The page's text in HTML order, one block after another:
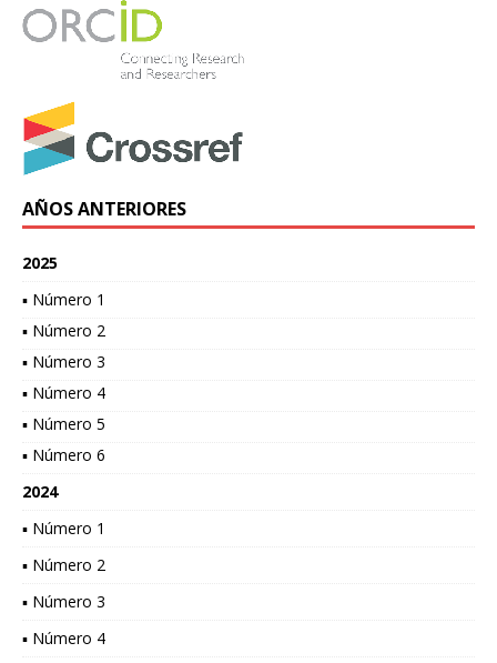
AÑOS ANTERIORES
2025
▪ Número 1
▪ Número 2
▪ Número 3
▪ Número 4
▪ Número 5
▪ Número 6
2024
▪ Número 1
▪ Número 2
▪ Número 3
▪ Número 4